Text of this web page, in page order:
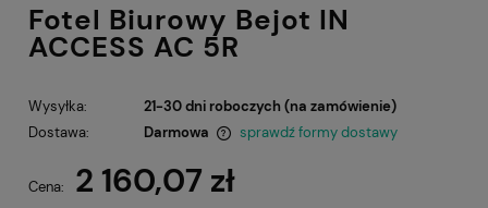
Fotel Biurowy Bejot IN
ACCESS AC 5R
Wysyłka:
21-30 dni roboczych (na zamówienie)
Dostawa:
Darmowa
sprawdź formy dostawy
Cena: 2 160,07 zł